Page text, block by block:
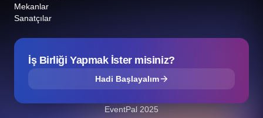
Mekanlar
Sanatçılar
İş Birliği Yapmak İster misiniz?
Hadi Başlayalım
EventPal 2025